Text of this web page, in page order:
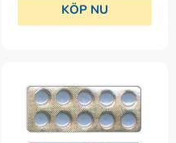
KÖP NU